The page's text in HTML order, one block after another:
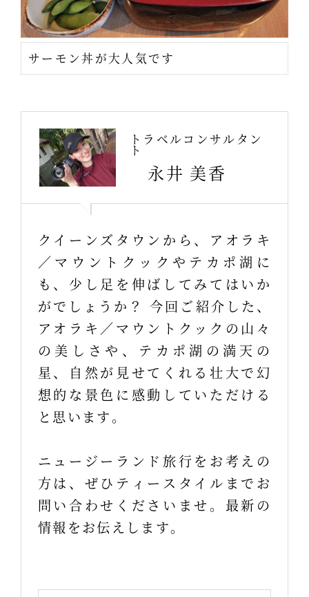
サーモン丼が大人気です
トラベルコンサルタン
ト
永井 美香
クイーンズタウンから、アオラキ
／マウントクックやテカポ湖に
も、少し足を伸ばしてみてはいか
がでしょうか？ 今回ご紹介した、
アオラキ／マウントクックの山々
の美しさや、テカポ湖の満天の
星、自然が見せてくれる壮大で幻
想的な景色に感動していただける
と思います。
ニュージーランド旅行をお考えの
方は、ぜひティースタイルまでお
問い合わせくださいませ。最新の
情報をお伝えします。